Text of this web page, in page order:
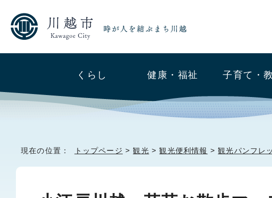
くらし 健康・福祉 子育て・
現在の位置： トップページ >観光 >観光便利情報 >観光パンフレ